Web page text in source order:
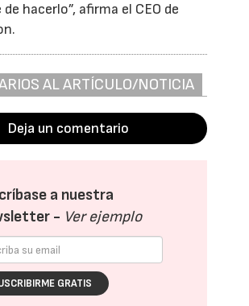
hacerlo”, afirma el CEO de
AL ARTÍCULO/NOTICIA
Deja un comentario
a nuestra
- Ver ejemplo
GRATIS